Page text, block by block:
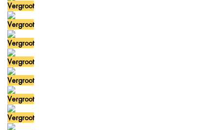
Vergroot
Vergroot
Vergroot
Vergroot
Vergroot
Vergroot
Vergroot